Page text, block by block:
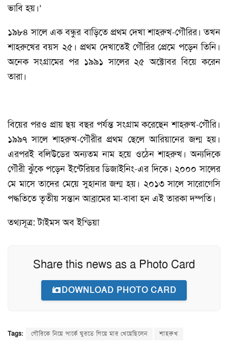
ভাবি হয়।’
১৯৮৪ সালে এক বন্ধুর বাড়িতে প্রথম দেখা শাহরুখ-গৌরির। তখন
শাহরুখের বয়স ২৫। প্রথম দেখাতেই গৌরির প্রেমে পড়েন তিনি।
অনেক সংগ্রামের পর ১৯৯১ সালের ২৫ অক্টোবর বিয়ে করেন
তারা।
বিয়ের পরও প্রায় ছয় বছর পর্যন্ত সংগ্রাম করেছেন শাহরুখ-গৌরি।
১৯৯৭ সালে শাহরুখ-গৌরীর প্রথম ছেলে আরিয়ানের জন্ম হয়।
এরপরই বলিউডের অন্যতম নাম হয়ে ওঠেন শাহরুখ। অন্যদিকে
গৌরী ঝুঁকে পড়েন ইন্টেরিয়র ডিজাইনিং-এর দিকে। ২০০০ সালের
মে মাসে তাদের মেয়ে সুহানার জন্ম হয়। ২০১৩ সালে সারোগেসি
পদ্ধতিতে তৃতীয় সন্তান আব্রামের মা-বাবা হন এই তারকা দম্পতি।
তথ্যসূত্র: টাইমস অব ইন্ডিয়া
Share this news as a Photo Card
DOWNLOAD PHOTO CARD
Tags: গৌরিকে নিয়ে পার্কে ঘুরতে গিয়ে মার খেয়েছিলেন শাহরুখ